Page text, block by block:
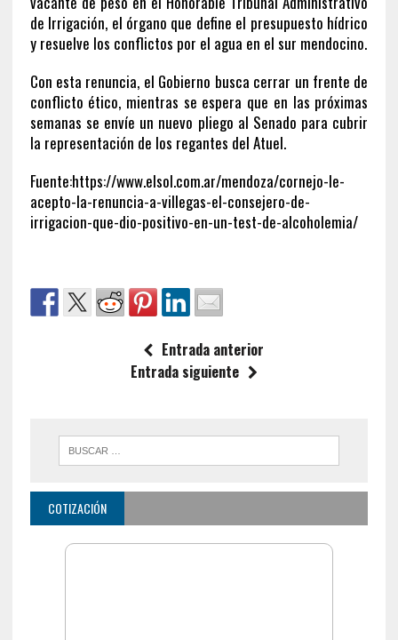
de Irrigación, el órgano que define el presupuesto hídrico
y resuelve los conflictos por el agua en el sur mendocino.
Con esta renuncia, el Gobierno busca cerrar un frente de
conflicto ético, mientras se espera que en las próximas
semanas se envíe un nuevo pliego al Senado para cubrir
la representación de los regantes del Atuel.
Fuente:https://www.elsol.com.ar/mendoza/cornejo-le-
acepto-la-renuncia-a-villegas-el-consejero-de-
irrigacion-que-dio-positivo-en-un-test-de-alcoholemia/
Entrada anterior
Entrada siguiente
COTIZACIÓN